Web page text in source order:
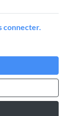
connecter.